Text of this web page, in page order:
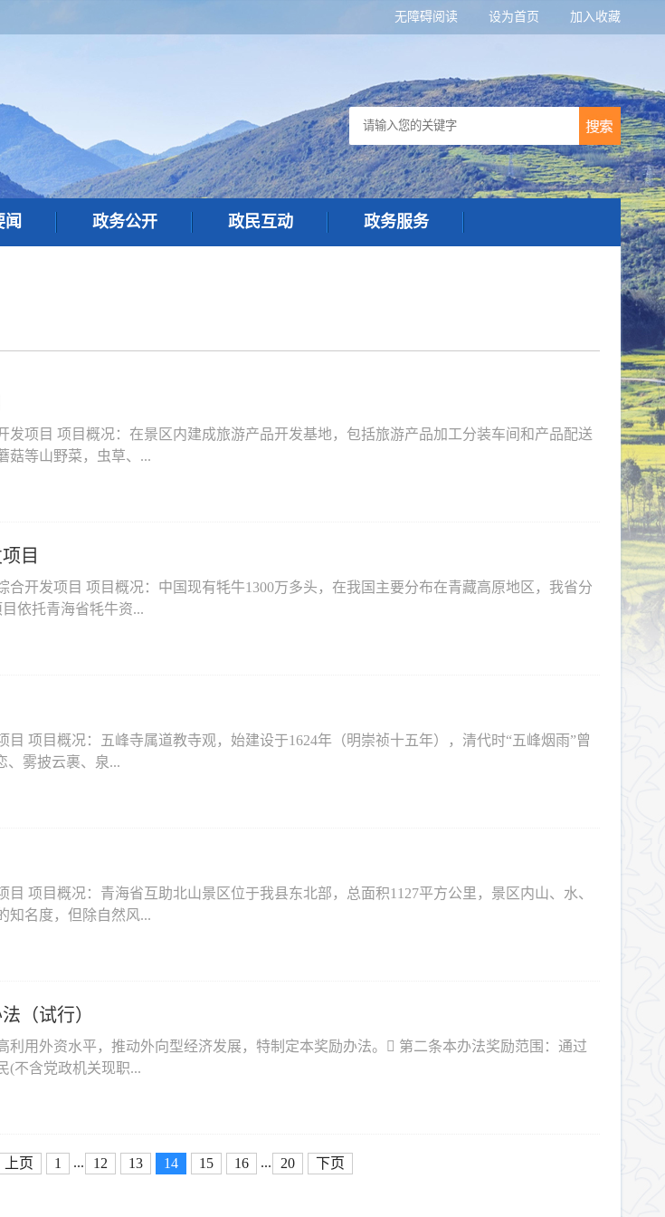
无障碍阅读 设为首页 加入收藏
闻 政务公开 政民互动 政务服务
发项目 项目概况：在景区内建成旅游产品开发基地，包括旅游产品加工分装车间和产品配送
菇等山野菜，虫草、...
目
合开发项目 项目概况：中国现有牦牛1300万多头，在我国主要分布在青藏高原地区，我省分
依托青海省牦牛资...
项目概况：五峰寺属道教寺观，始建设于1624年（明崇祯十五年），清代时“五峰烟雨”曾
、雾披云裹、泉...
项目概况：青海省互助北山景区位于我县东北部，总面积1127平方公里，景区内山、水、
知名度，但除自然风...
（试行）
利用外资水平，推动外向型经济发展，特制定本奖励办法。 第二条本办法奖励范围：通过
(不含党政机关现职...
上页 1 ... 12 13 14 15 16 ... 20 下页